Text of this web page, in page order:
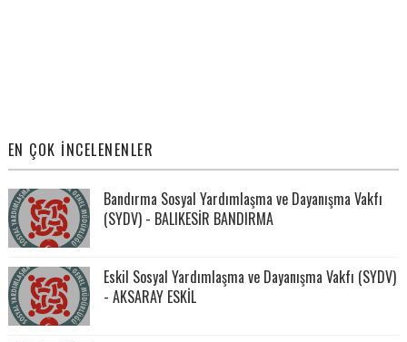
EN ÇOK İNCELENENLER
Bandırma Sosyal Yardımlaşma ve Dayanışma Vakfı
(SYDV) - BALIKESİR BANDIRMA
Eskil Sosyal Yardımlaşma ve Dayanışma Vakfı (SYDV)
- AKSARAY ESKİL